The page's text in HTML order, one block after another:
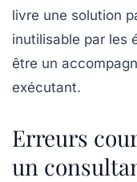
livre une solution
inutilisable par les
être un
exécutant.
Erreurs
un